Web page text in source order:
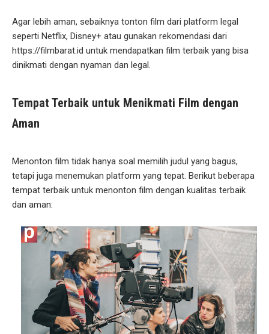
Agar lebih aman, sebaiknya tonton film dari platform legal
seperti Netflix, Disney+ atau gunakan rekomendasi dari
https://filmbarat.id untuk mendapatkan film terbaik yang bisa
dinikmati dengan nyaman dan legal.
Tempat Terbaik untuk Menikmati Film dengan
Aman
Menonton film tidak hanya soal memilih judul yang bagus,
tetapi juga menemukan platform yang tepat. Berikut beberapa
tempat terbaik untuk menonton film dengan kualitas terbaik
dan aman: